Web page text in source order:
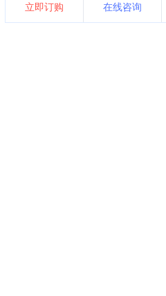
立即订购 在线咨询